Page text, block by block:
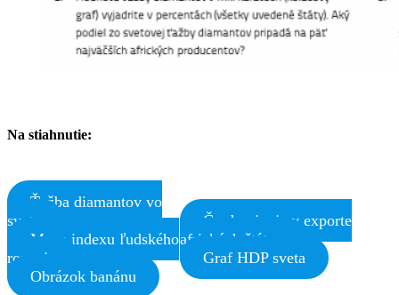
Na stiahnutie:
Ťažba diamantov vo
svete
Mapa indexu ľudského
rozvoja
Obrázok banánu
Čo dominuje v exporte
afrických štátov
Graf HDP sveta